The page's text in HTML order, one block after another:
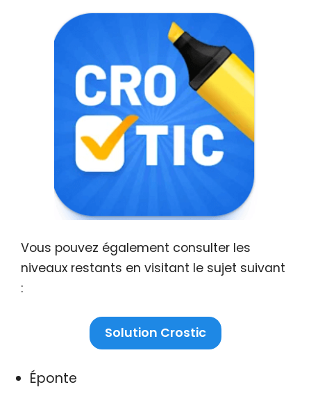
Vous pouvez également consulter les
niveaux restants en visitant le sujet suivant
:
Solution Crostic
Éponte